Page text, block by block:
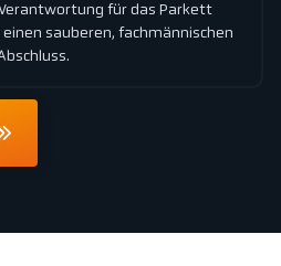
für das Parkett
sauberen, fachmännischen